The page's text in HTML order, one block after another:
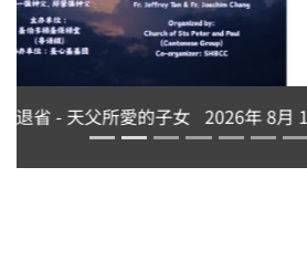
永生中有我吗？刘志坚神父主讲